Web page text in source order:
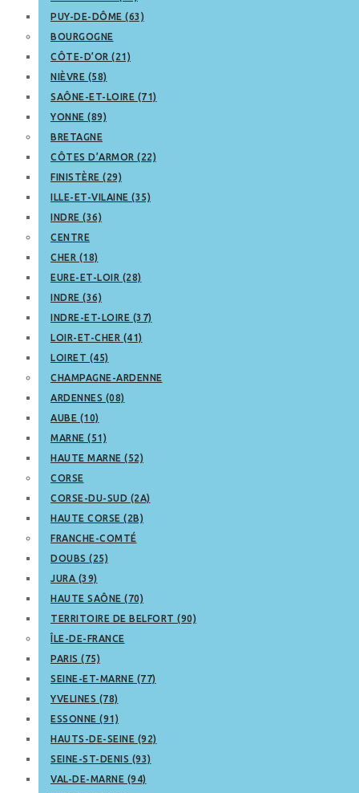
PUY-DE-DÔME (63)
BOURGOGNE
CÔTE-D’OR (21)
NIÈVRE (58)
SAÔNE-ET-LOIRE (71)
YONNE (89)
BRETAGNE
CÔTES D’ARMOR (22)
FINISTÈRE (29)
ILLE-ET-VILAINE (35)
INDRE (36)
CENTRE
CHER (18)
EURE-ET-LOIR (28)
INDRE (36)
INDRE-ET-LOIRE (37)
LOIR-ET-CHER (41)
LOIRET (45)
CHAMPAGNE-ARDENNE
ARDENNES (08)
AUBE (10)
MARNE (51)
HAUTE MARNE (52)
CORSE
CORSE-DU-SUD (2A)
HAUTE CORSE (2B)
FRANCHE-COMTÉ
DOUBS (25)
JURA (39)
HAUTE SAÔNE (70)
TERRITOIRE DE BELFORT (90)
ÎLE-DE-FRANCE
PARIS (75)
SEINE-ET-MARNE (77)
YVELINES (78)
ESSONNE (91)
HAUTS-DE-SEINE (92)
SEINE-ST-DENIS (93)
VAL-DE-MARNE (94)